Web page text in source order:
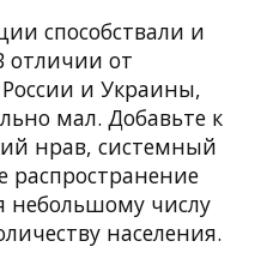
способствали и
отличии от
и Украины,
мал. Добавьте к
нрав, системный
распространение
небольшому числу
населения.